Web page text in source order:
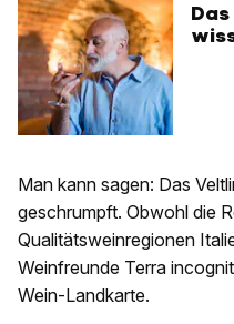
Man kann sagen: Das
geschrumpft. Obwohl die
Qualitätsweinregionen
Weinfreunde Terra
Wein-Landkarte.